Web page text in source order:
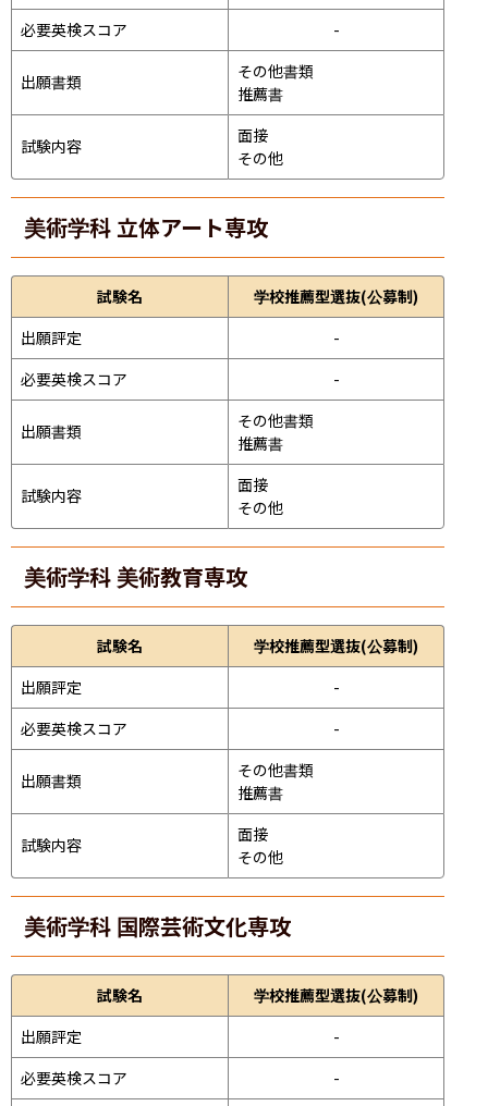
必要英検スコア
-
出願書類
その他書類
推薦書
試験内容
面接
その他
美術学科 立体アート専攻
試験名
学校推薦型選抜(公募制)
出願評定
-
必要英検スコア
-
出願書類
その他書類
推薦書
試験内容
面接
その他
美術学科 美術教育専攻
試験名
学校推薦型選抜(公募制)
出願評定
-
必要英検スコア
-
出願書類
その他書類
推薦書
試験内容
面接
その他
美術学科 国際芸術文化専攻
試験名
学校推薦型選抜(公募制)
出願評定
-
必要英検スコア
-